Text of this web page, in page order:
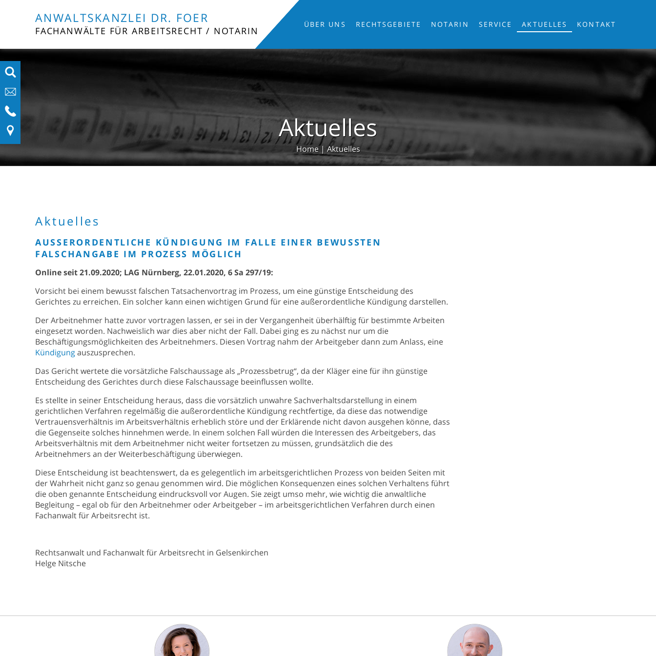
ANWALTSKANZLEI DR. FOER
FACHANWÄLTE FÜR ARBEITSRECHT / NOTARIN
ÜBER UNS RECHTSGEBIETE NOTARIN SERVICE AKTUELLES KONTAKT
Aktuelles
Home| Aktuelles
Aktuelles
AUSSERORDENTLICHE KÜNDIGUNG IM FALLE EINER BEWUSSTEN F
ALSCHANGABE IM PROZESS MÖGLICH
Online seit 21.09.2020; LAG Nürnberg, 22.01.2020, 6 Sa 297/19:
Vorsicht bei einem bewusst falschen Tatsachenvortrag im Prozess, um eine günstige Entscheidung des
Gerichtes zu erreichen. Ein solcher kann einen wichtigen Grund für eine außerordentliche Kündigung darstellen.
Der Arbeitnehmer hatte zuvor vortragen lassen, er sei in der Vergangenheit überhälftig für bestimmte Arbeiten
eingesetzt worden. Nachweislich war dies aber nicht der Fall. Dabei ging es zu nächst nur um die
Beschäftigungsmöglichkeiten des Arbeitnehmers. Diesen Vortrag nahm der Arbeitgeber dann zum Anlass, eine
Kündigungauszusprechen.
Das Gericht wertete die vorsätzliche Falschaussage als „Prozessbetrug“, da der Kläger eine für ihn günstige
Entscheidung des Gerichtes durch diese Falschaussage beeinflussen wollte.
Es stellte in seiner Entscheidung heraus, dass die vorsätzlich unwahre Sachverhaltsdarstellung in einem
gerichtlichen Verfahren regelmäßig die außerordentliche Kündigung rechtfertige, da diese das notwendige
Vertrauensverhältnis im Arbeitsverhältnis erheblich störe und der Erklärende nicht davon ausgehen könne, dass
die Gegenseite solches hinnehmen werde. In einem solchen Fall würden die Interessen des Arbeitgebers, das
Arbeitsverhältnis mit dem Arbeitnehmer nicht weiter fortsetzen zu müssen, grundsätzlich die des
Arbeitnehmers an der Weiterbeschäftigung überwiegen.
Diese Entscheidung ist beachtenswert, da es gelegentlich im arbeitsgerichtlichen Prozess von beiden Seiten mit
der Wahrheit nicht ganz so genau genommen wird. Die möglichen Konsequenzen eines solchen Verhaltens führt
die oben genannte Entscheidung eindrucksvoll vor Augen. Sie zeigt umso mehr, wie wichtig die anwaltliche
Begleitung – egal ob für den Arbeitnehmer oder Arbeitgeber – im arbeitsgerichtlichen Verfahren durch einen
Fachanwalt für Arbeitsrecht ist.
Rechtsanwalt und Fachanwalt für Arbeitsrecht in Gelsenkirchen
Helge Nitsche